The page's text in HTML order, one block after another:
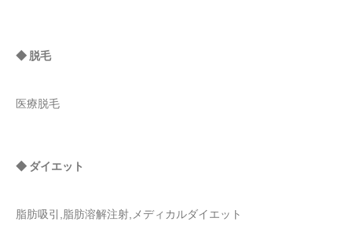
◆ 脱毛
医療脱毛
◆ ダイエット
脂肪吸引,脂肪溶解注射,メディカルダイエット